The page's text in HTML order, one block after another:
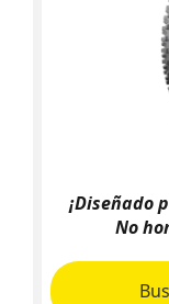
¡Diseñado
No